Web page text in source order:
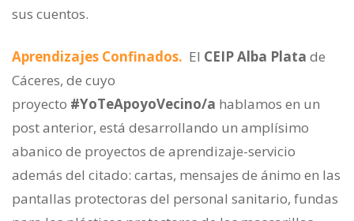
sus cuentos.
Aprendizajes Confinados. El CEIP Alba Plata de
Cáceres, de cuyo
proyecto #YoTeApoyoVecino/a hablamos en un
post anterior, está desarrollando un amplísimo
abanico de proyectos de aprendizaje-servicio
además del citado: cartas, mensajes de ánimo en las
pantallas protectoras del personal sanitario, fundas